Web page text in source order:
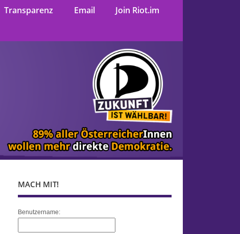
Transparenz Email
Join Riot.im
MACH MIT!
Benutzername: